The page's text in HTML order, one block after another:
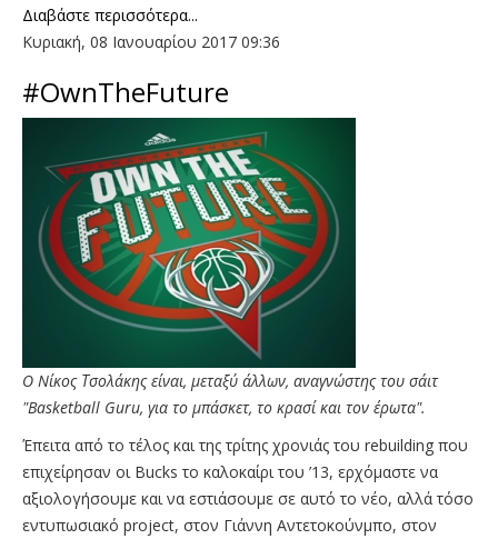
Διαβάστε περισσότερα...
Κυριακή, 08 Ιανουαρίου 2017 09:36
#OwnTheFuture
O Nίκος Τσολάκης είναι, μεταξύ άλλων, αναγνώστης του σάιτ
"Basketball Guru, για το μπάσκετ, το κρασί και τον έρωτα".
Έπειτα από το τέλος και της τρίτης χρονιάς του rebuilding που
επιχείρησαν οι Bucks το καλοκαίρι του ’13, ερχόμαστε να
αξιολογήσουμε και να εστιάσουμε σε αυτό το νέο, αλλά τόσο
εντυπωσιακό project, στον Γιάννη Αντετοκούνμπο, στον